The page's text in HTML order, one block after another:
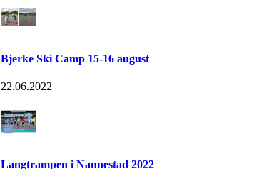
Bjerke Ski Camp 15-16 august
22.06.2022
Langtrampen i Nannestad 2022